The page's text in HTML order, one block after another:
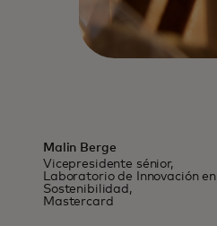
Malin Berge
Vicepresidente sénior,
Laboratorio de Innovación en
Sostenibilidad,
Mastercard